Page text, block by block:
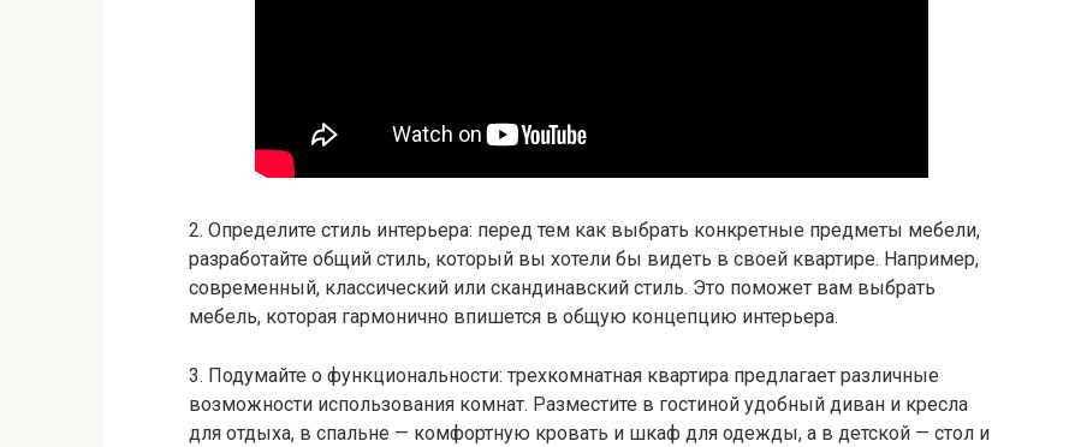
2. Определите стиль интерьера: перед тем как выбрать конкретные предметы мебели,
разработайте общий стиль, который вы хотели бы видеть в своей квартире. Например,
современный, классический или скандинавский стиль. Это поможет вам выбрать
мебель, которая гармонично впишется в общую концепцию интерьера.
3. Подумайте о функциональности: трехкомнатная квартира предлагает различные
возможности использования комнат. Разместите в гостиной удобный диван и кресла
для отдыха, в спальне — комфортную кровать и шкаф для одежды, а в детской — стол и